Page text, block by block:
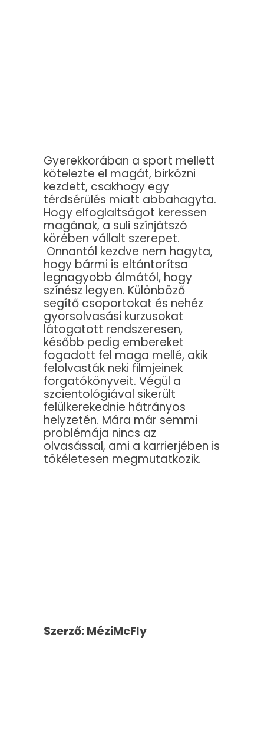
Gyerekkorában a sport mellett
kötelezte el magát, birkózni
kezdett, csakhogy egy
térdsérülés miatt abbahagyta.
Hogy elfoglaltságot keressen
magának, a suli színjátszó
körében vállalt szerepet.
Onnantól kezdve nem hagyta,
hogy bármi is eltántorítsa
legnagyobb álmától, hogy
színész legyen. Különböző
segítő csoportokat és nehéz
gyorsolvasási kurzusokat
látogatott rendszeresen,
később pedig embereket
fogadott fel maga mellé, akik
felolvasták neki filmjeinek
forgatókönyveit. Végül a
szcientológiával sikerült
felülkerekednie hátrányos
helyzetén. Mára már semmi
problémája nincs az
olvasással, ami a karrierjében is
tökéletesen megmutatkozik.
Szerző: MéziMcFly